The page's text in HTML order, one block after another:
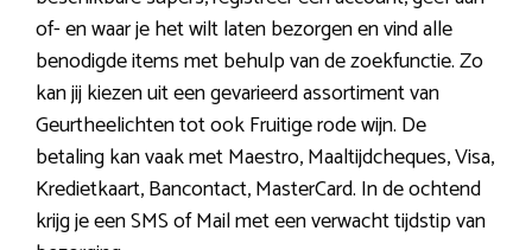
of- en waar je het wilt laten bezorgen en vind alle
benodigde items met behulp van de zoekfunctie. Zo
kan jij kiezen uit een gevarieerd assortiment van
Geurtheelichten tot ook Fruitige rode wijn. De
betaling kan vaak met Maestro, Maaltijdcheques, Visa,
Kredietkaart, Bancontact, MasterCard. In de ochtend
krijg je een SMS of Mail met een verwacht tijdstip van